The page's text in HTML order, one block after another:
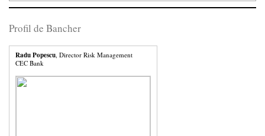
Profil de Bancher
Radu Popescu, Director Risk Management
CEC Bank